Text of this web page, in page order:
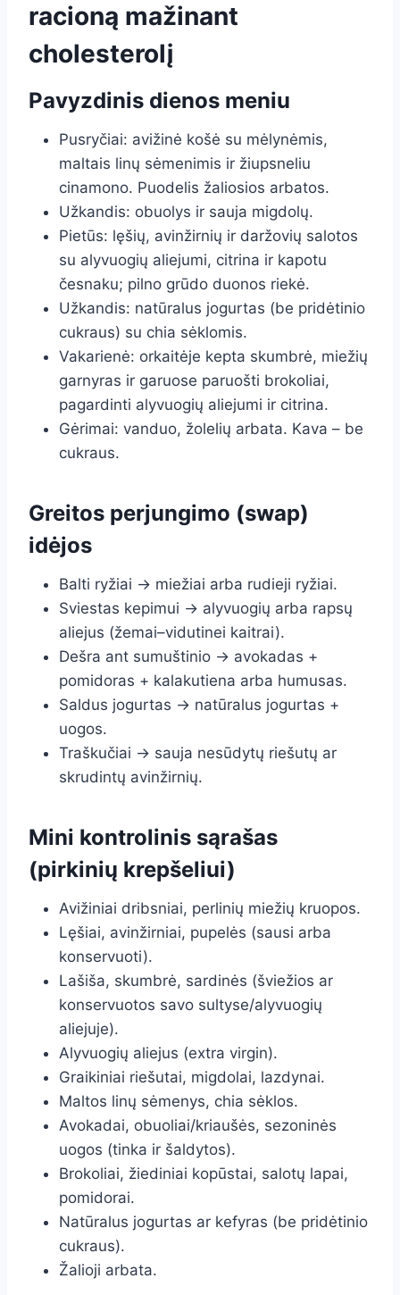
racioną mažinant
cholesterolį
Pavyzdinis dienos meniu
Pusryčiai: avižinė košė su mėlynėmis,
maltais linų sėmenimis ir žiupsneliu
cinamono. Puodelis žaliosios arbatos.
Užkandis: obuolys ir sauja migdolų.
Pietūs: lęšių, avinžirnių ir daržovių salotos
su alyvuogių aliejumi, citrina ir kapotu
česnaku; pilno grūdo duonos riekė.
Užkandis: natūralus jogurtas (be pridėtinio
cukraus) su chia sėklomis.
Vakarienė: orkaitėje kepta skumbrė, miežių
garnyras ir garuose paruošti brokoliai,
pagardinti alyvuogių aliejumi ir citrina.
Gėrimai: vanduo, žolelių arbata. Kava – be
cukraus.
Greitos perjungimo (swap)
idėjos
Balti ryžiai → miežiai arba rudieji ryžiai.
Sviestas kepimui → alyvuogių arba rapsų
aliejus (žemai–vidutinei kaitrai).
Dešra ant sumuštinio → avokadas +
pomidoras + kalakutiena arba humusas.
Saldus jogurtas → natūralus jogurtas +
uogos.
Traškučiai → sauja nesūdytų riešutų ar
skrudintų avinžirnių.
Mini kontrolinis sąrašas
(pirkinių krepšeliui)
Avižiniai dribsniai, perlinių miežių kruopos.
Lęšiai, avinžirniai, pupelės (sausi arba
konservuoti).
Lašiša, skumbrė, sardinės (šviežios ar
konservuotos savo sultyse/alyvuogių
aliejuje).
Alyvuogių aliejus (extra virgin).
Graikiniai riešutai, migdolai, lazdynai.
Maltos linų sėmenys, chia sėklos.
Avokadai, obuoliai/kriaušės, sezoninės
uogos (tinka ir šaldytos).
Brokoliai, žiediniai kopūstai, salotų lapai,
pomidorai.
Natūralus jogurtas ar kefyras (be pridėtinio
cukraus).
Žalioji arbata.